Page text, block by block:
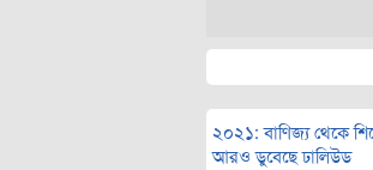
২০২১: বাণিজ্য থেকে
আরও ডুবেছে ঢালিউড